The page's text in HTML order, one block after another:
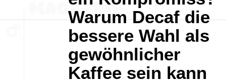
Warum Decaf die
bessere Wahl als
gewöhnlicher
Kaffee sein kann